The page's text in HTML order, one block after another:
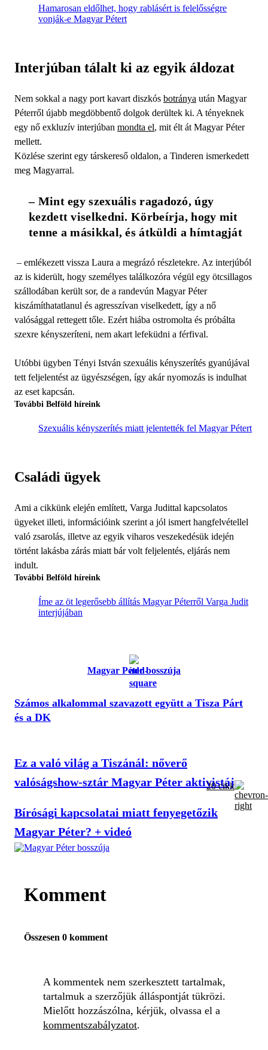
Hamarosan eldőlhet, hogy rablásért is felelősségre
vonják-e Magyar Pétert
Interjúban tálalt ki az egyik áldozat
Nem sokkal a nagy port kavart diszkós botránya után Magyar
Péterről újabb megdöbbentő dolgok derültek ki. A tényeknek
egy nő exkluzív interjúban mondta el, mit élt át Magyar Péter
mellett.
Közlése szerint egy társkereső oldalon, a Tinderen ismerkedett
meg Magyarral.
– Mint egy szexuális ragadozó, úgy
kezdett viselkedni. Körbeírja, hogy mit
tenne a másikkal, és átküldi a hímtagját
– emlékezett vissza Laura a megrázó részletekre. Az interjúból
az is kiderült, hogy személyes találkozóra végül egy ötcsillagos
szállodában került sor, de a randevún Magyar Péter
kiszámíthatatlanul és agresszívan viselkedett, így a nő
valósággal rettegett tőle. Ezért hiába ostromolta és próbálta
szexre kényszeríteni, nem akart lefeküdni a férfival.
Utóbbi ügyben Tényi István szexuális kényszerítés gyanújával
tett feljelentést az ügyészségen, így akár nyomozás is indulhat
az eset kapcsán.
További Belföld híreink
Szexuális kényszerítés miatt jelentették fel Magyar Pétert
Családi ügyek
Ami a cikkünk elején említett, Varga Judittal kapcsolatos
ügyeket illeti, információink szerint a jól ismert hangfelvétellel
való zsarolás, illetve az egyik viharos veszekedésük idején
történt lakásba zárás miatt bár volt feljelentés, eljárás nem
indult.
További Belföld híreink
Íme az öt legerősebb állítás Magyar Péterről Varga Judit
interjújában
Magyar Péter bosszúja
Számos alkalommal szavazott együtt a Tisza Párt
és a DK
Ez a való világ a Tiszánál: nőverő
valóságshow-sztár Magyar Péter aktivistája
Bírósági kapcsolatai miatt fenyegetőzik
Magyar Péter? + videó
20 cikk
Komment
Összesen 0 komment
A kommentek nem szerkesztett tartalmak,
tartalmuk a szerzőjük álláspontját tükrözi.
Mielőtt hozzászólna, kérjük, olvassa el a
kommentszabályzatot.